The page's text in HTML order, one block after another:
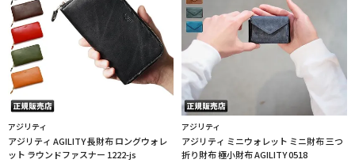
アジリティ
アジリティ AGILITY 長財布 ロングウォレ
ット ラウンドファスナー 1222-js
アジリティ
アジリティ ミニウォレット ミニ財布 三つ
折り財布 極小財布 AGILITY 0518